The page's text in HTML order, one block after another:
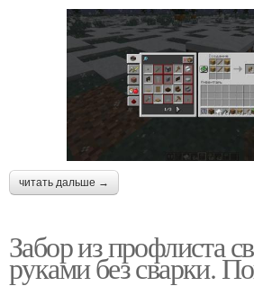
читать дальше →
Забор из профлиста
руками без сварки.